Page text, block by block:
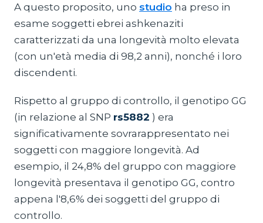
A questo proposito, uno studio ha preso in
esame soggetti ebrei ashkenaziti
caratterizzati da una longevità molto elevata
(con un'età media di 98,2 anni), nonché i loro
discendenti.
Rispetto al gruppo di controllo, il genotipo GG
(in relazione al SNP rs5882 ) era
significativamente sovrarappresentato nei
soggetti con maggiore longevità. Ad
esempio, il 24,8% del gruppo con maggiore
longevità presentava il genotipo GG, contro
appena l'8,6% dei soggetti del gruppo di
controllo.